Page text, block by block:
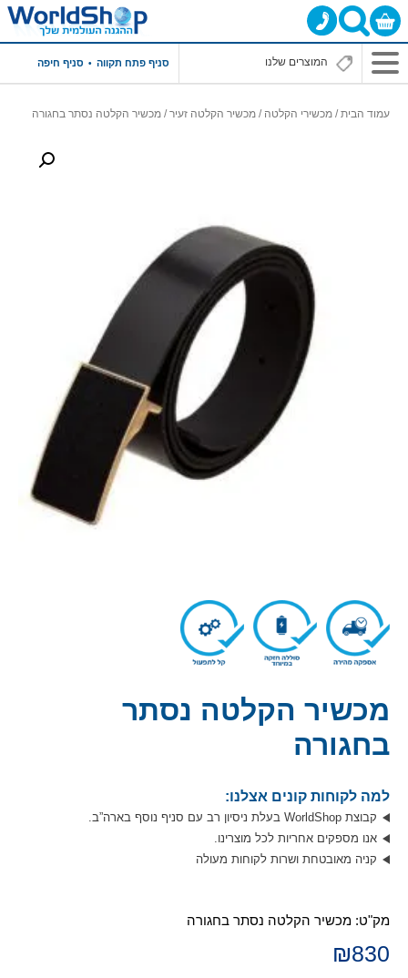
סניף פתח תקווה סניף חיפה
עמוד הבית/ מכשירי הקלטה / מכשיר הקלטה זעיר/ מכשיר הקלטה נסתר בחגורה
מכשיר הקלטה נסתר
בחגורה
למה לקוחות קונים אצלנו:
קבוצת WorldShop בעלת ניסיון רב עם סניף נוסף בארה”ב.
אנו מספקים אחריות לכל מוצרינו.
קניה מאובטחת ושרות לקוחות מעולה
מק"ט: מכשיר הקלטה נסתר בחגורה
₪830